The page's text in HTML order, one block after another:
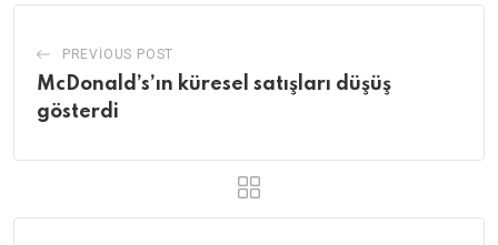
PREVIOUS POST
McDonald’s’ın küresel satışları düşüş
gösterdi